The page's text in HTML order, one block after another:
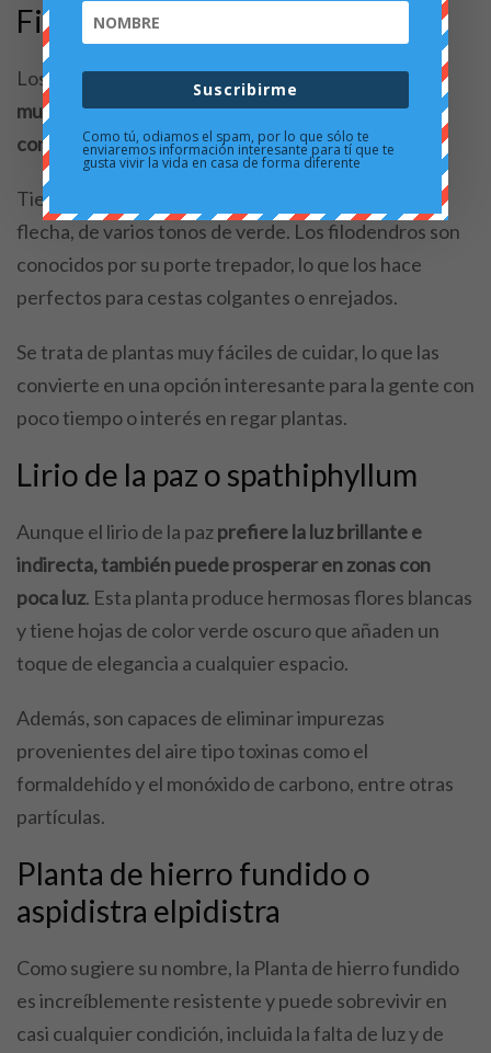
Filodendro
Los lilodendros son una gran familia de plantas, y
muchas de sus especies pueden adaptarse a
condiciones de poca luz.
Tienen hojas en forma de corazón o de punta de
flecha, de varios tonos de verde. Los filodendros son
conocidos por su porte trepador, lo que los hace
perfectos para cestas colgantes o enrejados.
Se trata de plantas muy fáciles de cuidar, lo que las
convierte en una opción interesante para la gente con
poco tiempo o interés en regar plantas.
Lirio de la paz o spathiphyllum
Aunque el lirio de la pazprefiere la luz brillante e
indirecta, también puede prosperar en zonas con
poca luz. Esta planta produce hermosas flores blancas
y tiene hojas de color verde oscuro que añaden un
toque de elegancia a cualquier espacio.
Además, son capaces de eliminar impurezas
provenientes del aire tipo toxinas como el
formaldehído y el monóxido de carbono, entre otras
partículas.
Planta de hierro fundido o
aspidistra elpidistra
Como sugiere su nombre, la Planta de hierro fundido
es increíblemente resistente y puede sobrevivir en
casi cualquier condición, incluida la falta de luz y de
Suscribirme
Como tú, odiamos el spam, por lo que sólo te
enviaremos información interesante para tí que te
gusta vivir la vida en casa de forma diferente